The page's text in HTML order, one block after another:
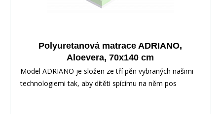
Polyuretanová matrace ADRIANO,
Aloevera, 70x140 cm
Model ADRIANO je složen ze tří pěn vybraných našimi
technologiemi tak, aby dítěti spícímu na něm pos